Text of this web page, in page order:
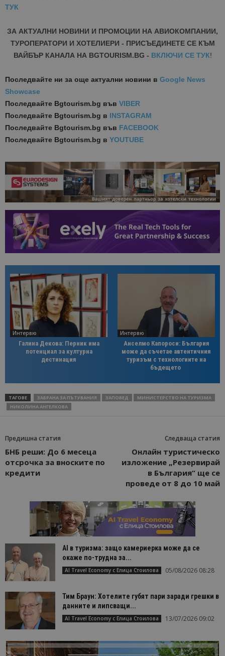
ТУК
ЗА АКТУАЛНИ НОВИНИ И ПРОМОЦИИ НА АВИОКОМПАНИИ,
ТУРОПЕРАТОРИ И ХОТЕЛИЕРИ - ПРИСЪЕДИНЕТЕ СЕ КЪМ
ВАЙБЪР КАНАЛА НА BGTOURISM.BG - ВКЛЮЧИ СЕ ТУК!
Последвайте ни за още актуални новини в Google News
Showcase
Последвайте Bgtourism.bg във VIBER
Последвайте Bgtourism.bg в INSTAGRAM
Последвайте Bgtourism.bg във FACEBOOK
Последвайте Bgtourism.bg в YOUTUBE
Интервю
Галина Декова: Перник има
потенциал за културна
дестинация
Интервю
Анселмо Капороси: България
може да съчетае автентичния
туризъм с технологиите на
бъдещето
ТАГОВЕ ЗАБРАНА ЗА ПЪТУВАНИЯ ЗАПОВЕД
МИНИСТЕРСТВО НА ТУРИЗМА
НИКОЛИНА АНГЕЛКОВА
Предишна статия
БНБ реши: До 6 месеца
отсрочка за вноските по
кредити
Следваща статия
Онлайн туристическо
изложение „Резервирай
в България“ ще се
проведе от 8 до 10 май
AI в туризма: защо камериерка може да се
окаже по-трудна за...
AI Travel Economy с Елица Стоилова 05/08/2026 08:28
Тим Браун: Хотелите губят пари заради грешки в
данните и липсващи...
AI Travel Economy с Елица Стоилова 13/07/2026 09:02